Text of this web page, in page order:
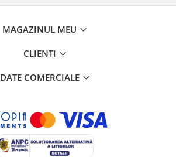
MAGAZINUL MEU
CLIENTI
DATE COMERCIALE